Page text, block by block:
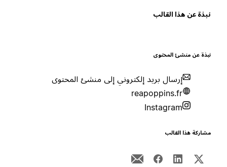
عن هذا القالب
عن منشئ المحتوى
إرسال بريد إلكتروني إلى منشئ المحتوى
reapoppins.fr
Instagram
هذا القالب